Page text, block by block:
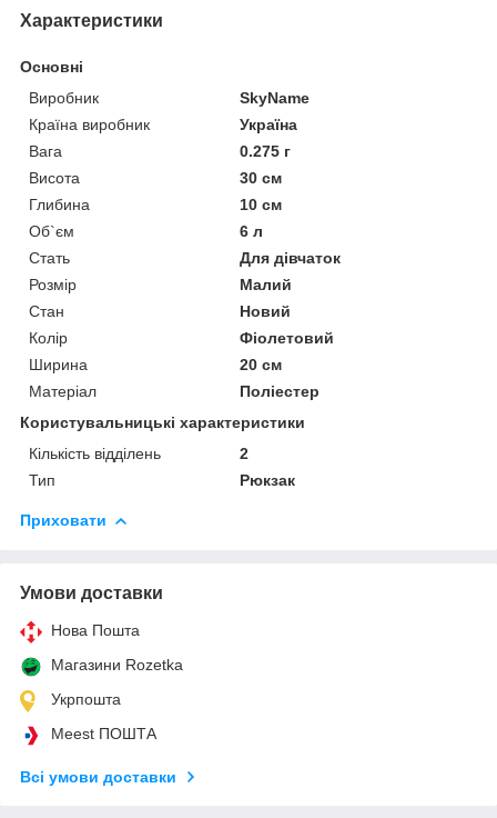
Характеристики
Основні
Виробник
SkyName
Країна виробник
Україна
Вага
0.275 г
Висота
30 см
Глибина
10 см
Об`єм
6 л
Стать
Для дівчаток
Розмір
Малий
Стан
Новий
Колір
Фіолетовий
Ширина
20 см
Матеріал
Поліестер
Користувальницькі характеристики
Кількість відділень
2
Тип
Рюкзак
Приховати
Умови доставки
Нова Пошта
Магазини Rozetka
Укрпошта
Meest ПОШТА
Всі умови доставки